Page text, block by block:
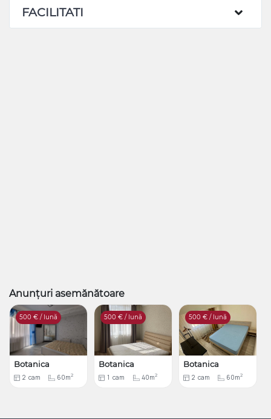
FACILITATI
Anunțuri asemănătoare
500 € / lună
Botanica
2 cam 60m2
500 € / lună
Botanica
1 cam 40m2
500 € / lună
Botanica
2 cam 60m2